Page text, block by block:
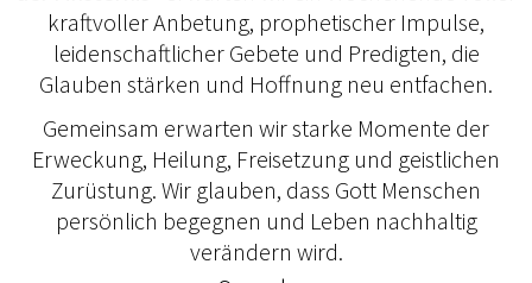
kraftvoller Anbetung, prophetischer Impulse,
leidenschaftlicher Gebete und Predigten, die
Glauben stärken und Hoffnung neu entfachen.
Gemeinsam erwarten wir starke Momente der
Erweckung, Heilung, Freisetzung und geistlichen
Zurüstung. Wir glauben, dass Gott Menschen
persönlich begegnen und Leben nachhaltig
verändern wird.